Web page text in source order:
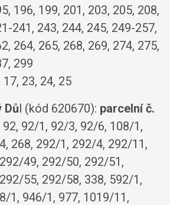
196, 199, 201, 203, 205, 208,
241, 243, 244, 245, 249-257,
264, 265, 268, 269, 274, 275,
299
17, 23, 24, 25
Důl (kód 620670): parcelní č.
92/1, 92/3, 92/6, 108/1,
268, 292/1, 292/4, 292/11,
49, 292/50, 292/51,
55, 292/58, 338, 592/1,
1, 946/1, 977, 1019/11,